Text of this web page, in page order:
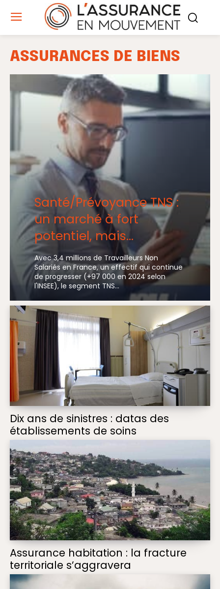
ASSURANCES DE BIENS
Santé/Prévoyance TNS :
un marché à fort
potentiel, mais…
Avec 3,4 millions de Travailleurs Non
Salariés en France, un effectif qui continue
de progresser (+97 000 en 2024 selon
l'INSEE), le segment TNS...
Dix ans de sinistres : datas des
établissements de soins
Assurance habitation : la fracture
territoriale s’aggravera